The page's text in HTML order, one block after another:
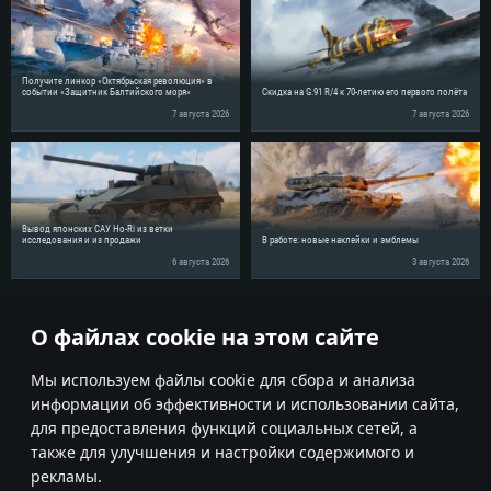
О файлах cookie на этом сайте
Мы используем файлы cookie для сбора и анализа
информации об эффективности и использовании сайта,
для предоставления функций социальных сетей, а
также для улучшения и настройки содержимого и
рекламы.
Получите линкор «Октябрьская революция» в
событии «Защитник Балтийского моря»
7 августа 2026
Скидка на G.91 R/4 к 70-летию его первого полёта
7 августа 2026
Вывод японских САУ Ho-Ri из ветки
исследования и из продажи
6 августа 2026
В работе: новые наклейки и эмблемы
3 августа 2026
Поделись новостью с друзьями!